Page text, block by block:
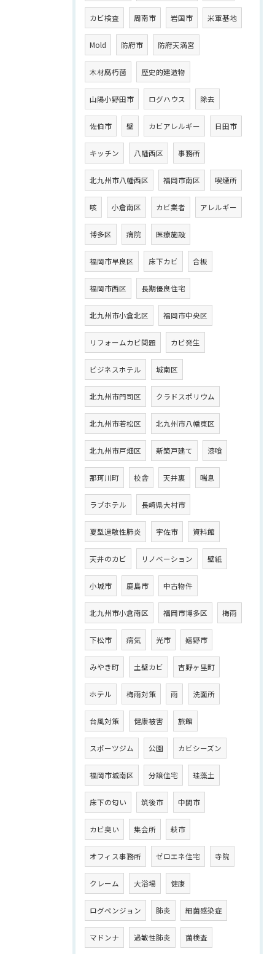
カビ検査 周南市 岩国市 米軍基地
Mold 防府市 防府天満宮
木材腐朽菌 歴史的建造物
山陽小野田市 ログハウス 除去
佐伯市 壁 カビアレルギー 日田市
キッチン 八幡西区 事務所
北九州市八幡西区 福岡市南区 喫煙所
咳 小倉南区 カビ業者 アレルギー
博多区 病院 医療施設
福岡市早良区 床下カビ 合板
福岡市西区 長期優良住宅
北九州市小倉北区 福岡市中央区
リフォームカビ問題 カビ発生
ビジネスホテル 城南区
北九州市門司区 クラドスポリウム
北九州市若松区 北九州市八幡東区
北九州市戸畑区 新築戸建て 漆喰
那珂川町 校舎 天井裏 喘息
ラブホテル 長崎県大村市
夏型過敏性肺炎 宇佐市 資料館
天井のカビ リノベーション 壁紙
小城市 鹿島市 中古物件
北九州市小倉南区 福岡市博多区 梅雨
下松市 病気 光市 嬉野市
みやき町 土壁カビ 吉野ヶ里町
ホテル 梅雨対策 雨 洗面所
台風対策 健康被害 旅館
スポーツジム 公園 カビシーズン
福岡市城南区 分譲住宅 珪藻土
床下の匂い 筑後市 中間市
カビ臭い 集会所 萩市
オフィス事務所 ゼロエネ住宅 寺院
クレーム 大浴場 健康
ログペンジョン 肺炎 細菌感染症
マドンナ 過敏性肺炎 菌検査